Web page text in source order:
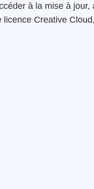
à la mise à
Creative